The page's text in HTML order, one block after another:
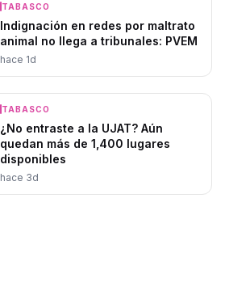
TABASCO
Indignación en redes por maltrato
animal no llega a tribunales: PVEM
hace 1d
TABASCO
¿No entraste a la UJAT? Aún
quedan más de 1,400 lugares
disponibles
hace 3d